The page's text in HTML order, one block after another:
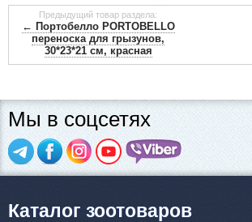
Предыдущий товар раздела:
← Портобелло PORTOBELLO
переноска для грызунов,
30*23*21 см, красная
Мы в соцсетях
Каталог зоотоваров